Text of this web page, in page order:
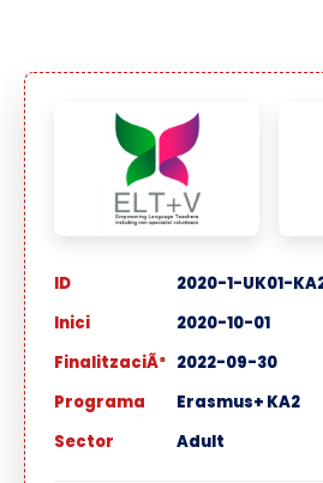
ID
2020-1-UK01-
Inici
2020-10-01
FinalitzaciÃ³ 2022-09-30
Programa
Erasmus+ KA2
Sector
Adult